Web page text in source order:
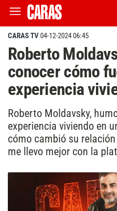
CARAS TV04-12-2024 06:45
Roberto
conocer cómo
experiencia
Roberto Moldavsky,
experiencia viviendo en
cómo cambió su
me llevo mejor con la